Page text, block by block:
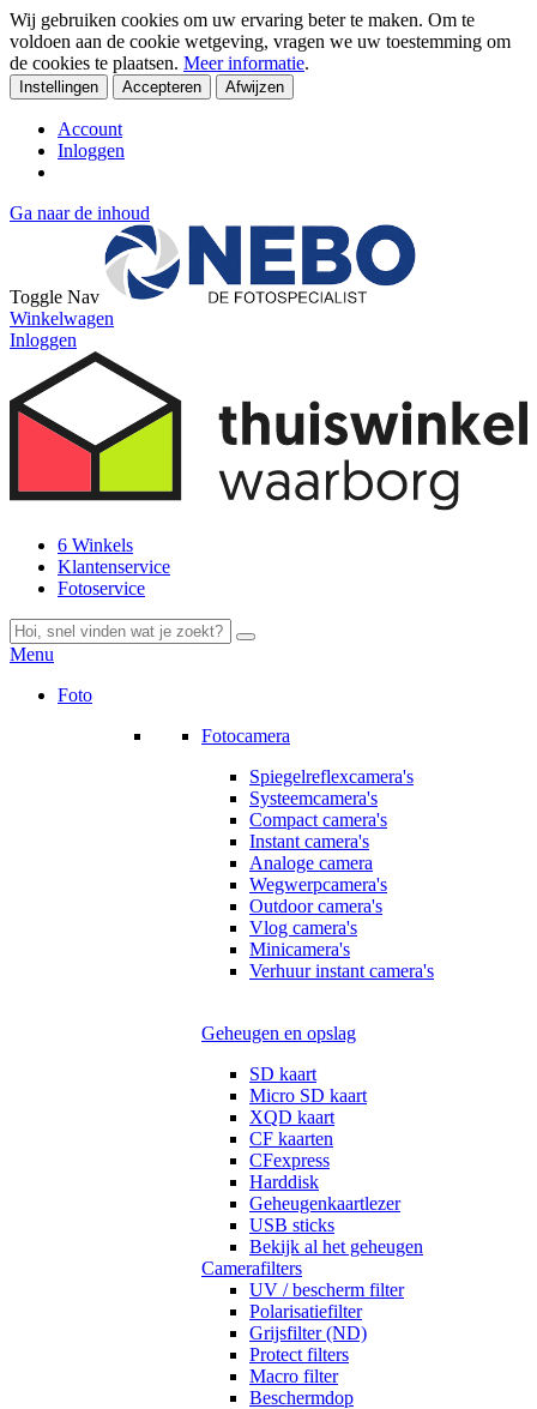
Wij gebruiken cookies om uw ervaring beter te maken. Om te
voldoen aan de cookie wetgeving, vragen we uw toestemming om
de cookies te plaatsen. Meer informatie.
Instellingen Accepteren Afwijzen
Account
Inloggen
Ga naar de inhoud
Toggle Nav
Winkelwagen
Inloggen
6 Winkels
Klantenservice
Fotoservice
Menu
Foto
Fotocamera
Spiegelreflexcamera's
Systeemcamera's
Compact camera's
Instant camera's
Analoge camera
Wegwerpcamera's
Outdoor camera's
Vlog camera's
Minicamera's
Verhuur instant camera's
Geheugen en opslag
SD kaart
Micro SD kaart
XQD kaart
CF kaarten
CFexpress
Harddisk
Geheugenkaartlezer
USB sticks
Bekijk al het geheugen
Camerafilters
UV / bescherm filter
Polarisatiefilter
Grijsfilter (ND)
Protect filters
Macro filter
Beschermdop